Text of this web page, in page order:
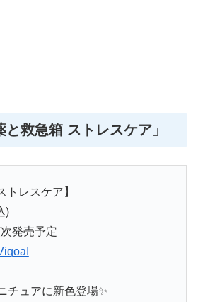
と救急箱 ストレスケア 」
トレスケア】
)
発売予定
チュアに新色登場✨